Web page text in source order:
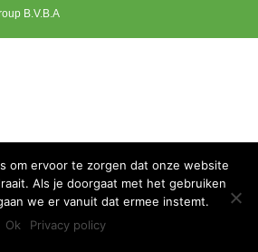
B.V.B.A
om ervoor te zorgen dat onze website
Als je doorgaat met het gebruiken
we er vanuit dat ermee instemt.
Ok
Privacy policy